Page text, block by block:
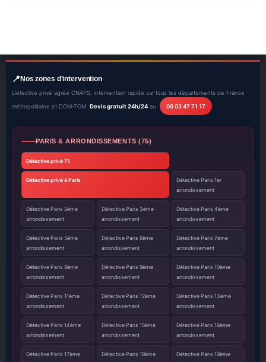
Nos zones d'intervention
Détective privé agréé CNAPS, intervention rapide sur tous les départements de France
métropolitaine et DOM-TOM. Devis gratuit 24h/24 au 06 03 47 71 17
PARIS & ARRONDISSEMENTS (75)
Détective privé 75
Détective privé à Paris
Détective Paris 1er
arrondissement
Détective Paris 2ème
arrondissement
Détective Paris 3ème
arrondissement
Détective Paris 4ème
arrondissement
Détective Paris 5ème
arrondissement
Détective Paris 6ème
arrondissement
Détective Paris 7ème
arrondissement
Détective Paris 8ème
arrondissement
Détective Paris 9ème
arrondissement
Détective Paris 10ème
arrondissement
Détective Paris 11ème
arrondissement
Détective Paris 12ème
arrondissement
Détective Paris 13ème
arrondissement
Détective Paris 14ème
arrondissement
Détective Paris 15ème
arrondissement
Détective Paris 16ème
arrondissement
Détective Paris 17ème
Détective Paris 18ème
Détective Paris 19ème